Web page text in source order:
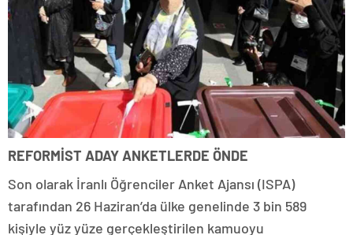
REFORMİST ADAY ANKETLERDE ÖNDE
Son olarak İranlı Öğrenciler Anket Ajansı (ISPA)
tarafından 26 Haziran’da ülke genelinde 3 bin 589
kişiyle yüz yüze gerçekleştirilen kamuoyu